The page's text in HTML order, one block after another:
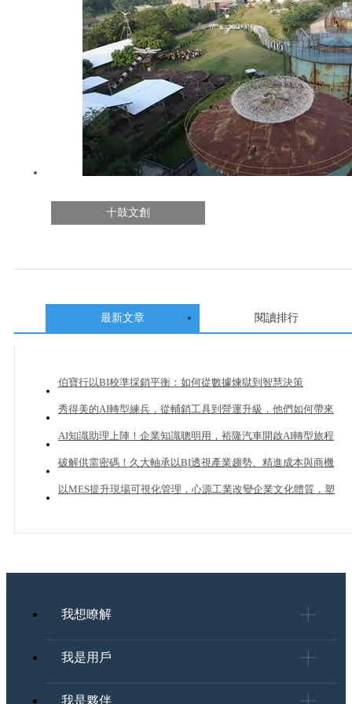
十鼓文創
最新文章 閱讀排行
伯寶行以BI校準採銷平衡：如何從數據煉獄到智慧決策
秀得美的AI轉型練兵，從輔銷工具到營運升級，他們如何帶來
20%業績成長？
AI知識助理上陣！企業知識聰明用，裕隆汽車開啟AI轉型旅程
破解供需密碼！久大軸承以BI透視產業趨勢、精進成本與商機
管理
以MES提升現場可視化管理，心源工業改變企業文化體質，塑
我想瞭解
我是用戶
我是夥伴